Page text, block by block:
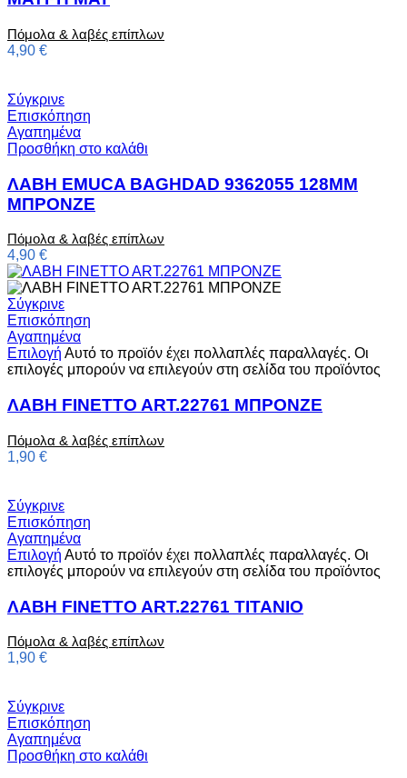
Πόμολα & λαβές επίπλων
4,90 €
Σύγκρινε
Επισκόπηση
Αγαπημένα
Προσθήκη στο καλάθι
ΛΑΒΗ EMUCA BAGHDAD 9362055 128MM
ΜΠΡΟΝΖΕ
Πόμολα & λαβές επίπλων
4,90 €
Σύγκρινε
Επισκόπηση
Αγαπημένα
Επιλογή Αυτό το προϊόν έχει πολλαπλές παραλλαγές. Οι
επιλογές μπορούν να επιλεγούν στη σελίδα του προϊόντος
ΛΑΒΗ FINETTO ART.22761 ΜΠΡΟΝΖΕ
Πόμολα & λαβές επίπλων
1,90 €
Σύγκρινε
Επισκόπηση
Αγαπημένα
Επιλογή Αυτό το προϊόν έχει πολλαπλές παραλλαγές. Οι
επιλογές μπορούν να επιλεγούν στη σελίδα του προϊόντος
ΛΑΒΗ FINETTO ART.22761 ΤΙΤΑΝΙΟ
Πόμολα & λαβές επίπλων
1,90 €
Σύγκρινε
Επισκόπηση
Αγαπημένα
Προσθήκη στο καλάθι